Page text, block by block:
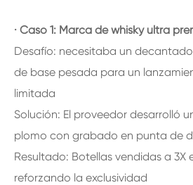
· Caso 1: Marca de whisky ultra
Desafío: necesitaba un
de base pesada para un
limitada
Solución: El proveedor desarrolló
plomo con grabado en punta de
Resultado: Botellas vendidas a 3X
reforzando la exclusividad